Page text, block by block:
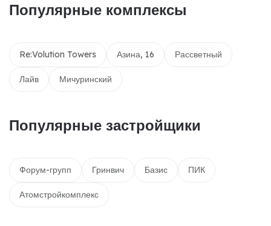
Популярные комплексы
Re:Volution Towers Азина, 16 Рассветный
Лайв Мичуринский
Популярные застройщики
Форум-групп Гринвич Базис ПИК
Атомстройкомплекс